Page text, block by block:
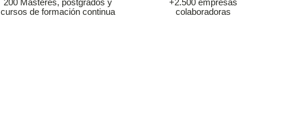
200 Másteres, postgrados y
cursos de formación continua
+2.500 empresas
colaboradoras